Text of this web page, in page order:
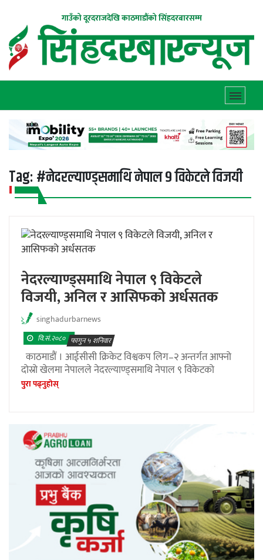
गाउँको दूरदराजदेखि काठमाडौंको सिंहदरबारसम्म
Tag: #नेदरल्याण्ड्समाथि नेपाल ९ विकेटले विजयी
नेदरल्याण्ड्समाथि नेपाल ९ विकेटले
विजयी, अनिल र आसिफको अर्धसतक
singhadurbarnews
वि.सं.२०८० फागुन ५ शनिवार
काठमाडौं । आईसीसी क्रिकेट विश्वकप लिग–२ अन्तर्गत आफ्नो
दोस्रो खेलमा नेपालले नेदरल्याण्ड्समाथि नेपाल ९ विकेटको
पुरा पढ्नुहाेस्